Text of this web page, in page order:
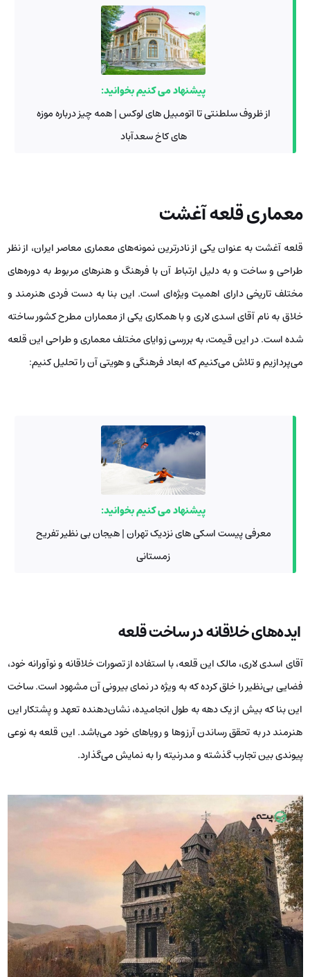
پیشنهاد می کنیم بخوانید:
از ظروف سلطنتی تا اتومبیل های لوکس | همه چیز درباره موزه‌
های کاخ سعدآباد
معماری قلعه آغشت
قلعه آغشت به عنوان یکی از نادرترین نمونه‌های معماری معاصر ایران، از نظر
طراحی و ساخت و به دلیل ارتباط آن با فرهنگ و هنرهای مربوط به دوره‌های
مختلف تاریخی دارای اهمیت ویژه‌ای است. این بنا به دست فردی هنرمند و
خلاق به نام آقای اسدی لاری و با همکاری یکی از معماران مطرح کشور ساخته
شده است. در این قیمت، به بررسی زوایای مختلف معماری و طراحی این قلعه
می‌پردازیم و تلاش می‌کنیم که ابعاد فرهنگی و هویتی آن را تحلیل کنیم:
پیشنهاد می کنیم بخوانید:
معرفی پیست اسکی های نزدیک تهران | هیجان بی نظیر تفریح
زمستانی
ایده‌های خلاقانه در ساخت قلعه
آقای اسدی لاری، مالک این قلعه، با استفاده از تصورات خلاقانه و نوآورانه خود،
فضایی بی‌نظیر را خلق کرده که به ویژه در نمای بیرونی آن مشهود است. ساخت
این بنا که بیش از یک دهه به طول انجامیده، نشان‌دهنده تعهد و پشتکار این
هنرمند در به تحقق رساندن آرزوها و رویاهای خود می‌باشد. این قلعه به نوعی
پیوندی بین تجارب گذشته و مدرنیته را به نمایش می‌گذارد.